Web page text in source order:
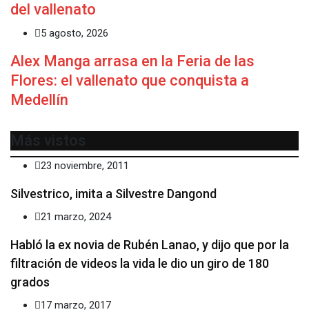
del vallenato
5 agosto, 2026
Alex Manga arrasa en la Feria de las
Flores: el vallenato que conquista a
Medellín
Más vistos
23 noviembre, 2011
Silvestrico, imita a Silvestre Dangond
21 marzo, 2024
Habló la ex novia de Rubén Lanao, y dijo que por la
filtración de videos la vida le dio un giro de 180
grados
17 marzo, 2017